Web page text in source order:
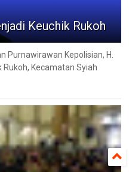
Keuchik Rukoh
Purnawirawan Kepolisian, H.
Kecamatan Syiah